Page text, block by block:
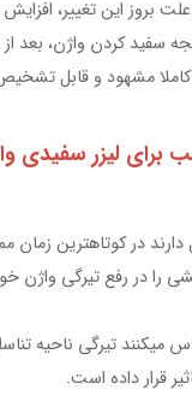
بروز این تغییر،
سفید کردن واژن، بعد
کاملا مشهود و قابل
برای لیزر سفیدی
دارند در کوتاهترین زمان
را در رفع تیرگی واژن
میکنند تیرگی ناحیه
قرار داده است.